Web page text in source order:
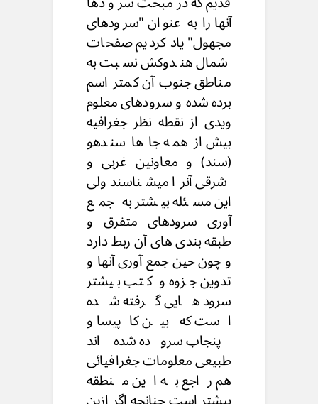
آنها را به عنوان "سرودهای
مجهول" یاد کردیم صفحات
شمال هندوکش نسبت به
مناطق جنوب آن کمتر اسم
برده شده و سرودهای معلوم
ویدی از نقطه نظر جغرافیه
بیش از همه جا ها سندهو
(سند) و معاونین غربی و
شرقی آنرا میشناسند ولی
این مسئله بیشتر به جمع
آوری سرودهای متفرق و
طبقه بندی های آن ربط دارد
و چون حین جمع آوری آنها و
تدوین جزوه و کتب بیشتر
سرود هایی گرفته شده
است که بین کاپیسا و
پنجاب سروده شده اند
طبیعی معلومات جغرافیائی
هم راجع به این منطقه